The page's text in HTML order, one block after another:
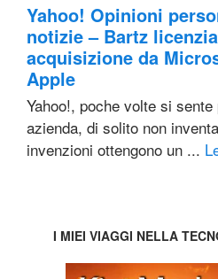
Yahoo! Opinioni
notizie – Bartz
acquisizione da
Apple
Yahoo!, poche volte si
azienda, di solito non
invenzioni ottengono un ...
I MIEI VIAGGI NELLA